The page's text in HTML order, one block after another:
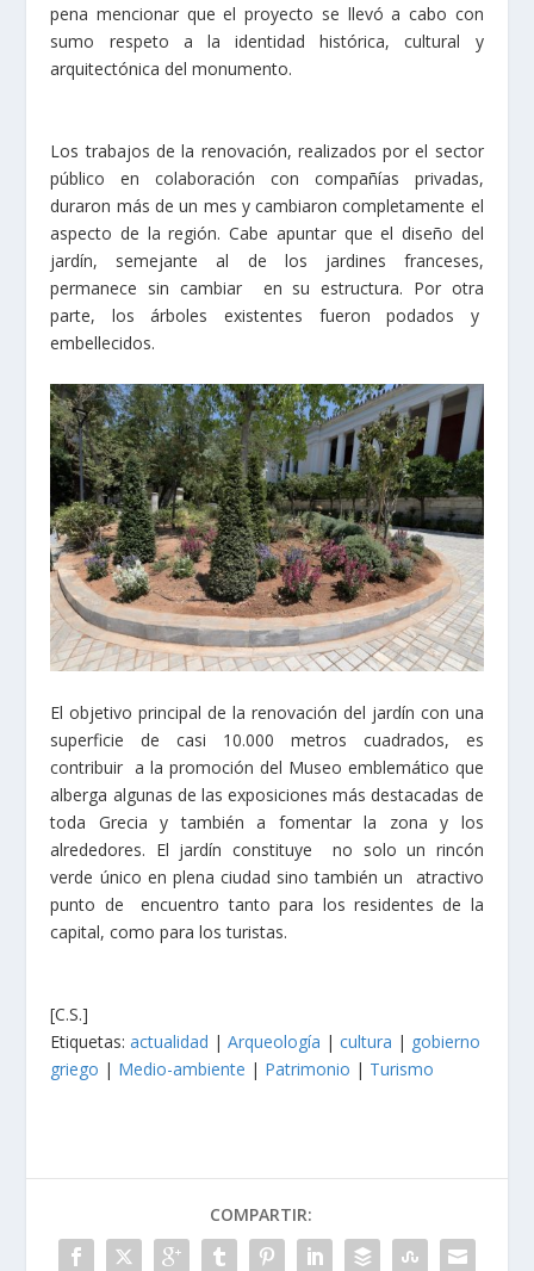
pena mencionar que el proyecto se llevó a cabo con
sumo respeto a la identidad histórica, cultural y
arquitectónica del monumento.
Los trabajos de la renovación, realizados por el sector
público en colaboración con compañías privadas,
duraron más de un mes y cambiaron completamente el
aspecto de la región. Cabe apuntar que el diseño del
jardín, semejante al de los jardines franceses,
permanece sin cambiar en su estructura. Por otra
parte, los árboles existentes fueron podados y
embellecidos.
El objetivo principal de la renovación del jardín con una
superficie de casi 10.000 metros cuadrados, es
contribuir a la promoción del Museo emblemático que
alberga algunas de las exposiciones más destacadas de
toda Grecia y también a fomentar la zona y los
alrededores. El jardín constituye no solo un rincón
verde único en plena ciudad sino también un atractivo
punto de encuentro tanto para los residentes de la
capital, como para los turistas.
[C.S.]
Etiquetas:actualidad |Arqueología |cultura | gobierno
griego | Medio-ambiente | Patrimonio | Turismo
COMPARTIR: